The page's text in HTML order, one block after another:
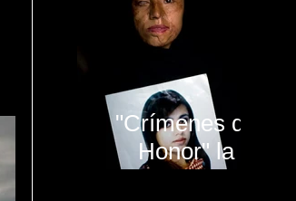
"Crímenes de
Honor" la